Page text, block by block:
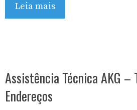
Leia mais
Assistência Técnica AKG –
Endereços